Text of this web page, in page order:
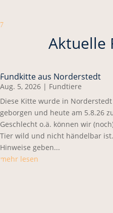
7
Aktuelle
Fundkitte aus Norderstedt
Aug. 5, 2026 | Fundtiere
Diese Kitte wurde in
geborgen und heute am 5.8.26
Geschlecht o.ä. können wir
Tier wild und nicht händelbar
Hinweise geben...
mehr lesen